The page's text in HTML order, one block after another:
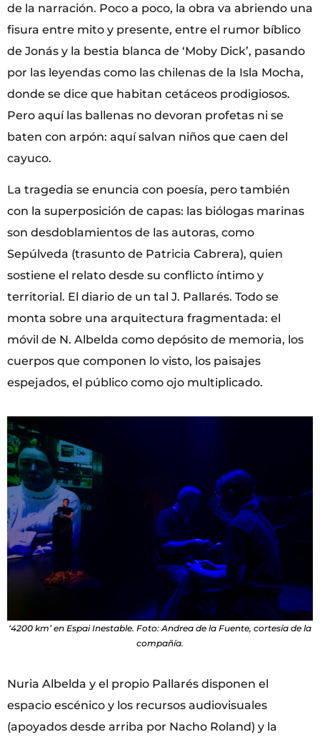
de la narración. Poco a poco, la obra va abriendo una
fisura entre mito y presente, entre el rumor bíblico
de Jonás y la bestia blanca de ‘Moby Dick’, pasando
por las leyendas como las chilenas de la Isla Mocha,
donde se dice que habitan cetáceos prodigiosos.
Pero aquí las ballenas no devoran profetas ni se
baten con arpón: aquí salvan niños que caen del
cayuco.
La tragedia se enuncia con poesía, pero también
con la superposición de capas: las biólogas marinas
son desdoblamientos de las autoras, como
Sepúlveda (trasunto de Patricia Cabrera), quien
sostiene el relato desde su conflicto íntimo y
territorial. El diario de un tal J. Pallarés. Todo se
monta sobre una arquitectura fragmentada: el
móvil de N. Albelda como depósito de memoria, los
cuerpos que componen lo visto, los paisajes
espejados, el público como ojo multiplicado.
‘4200 km’ en Espai Inestable. Foto: Andrea de la Fuente, cortesía de la
compañía.
Nuria Albelda y el propio Pallarés disponen el
espacio escénico y los recursos audiovisuales
(apoyados desde arriba por Nacho Roland) y la